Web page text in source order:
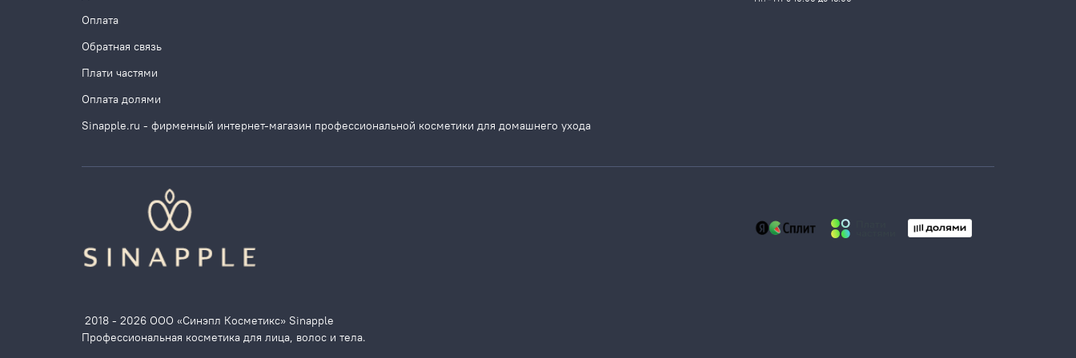
Оплата
Обратная связь
Плати частями
Оплата долями
Sinapple.ru - фирменный интернет-магазин профессиональной косметики для домашнего ухода
2018 - 2026 ООО «Синэпл Косметикс» Sinapple
Профессиональная косметика для лица, волос и тела.